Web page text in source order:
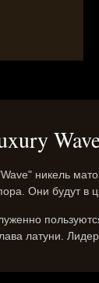
никель
Они будут в
латуни.